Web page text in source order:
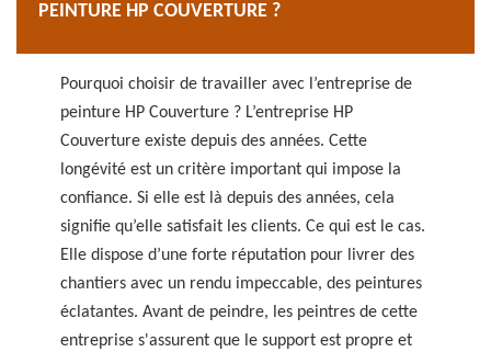
PEINTURE HP COUVERTURE ?
Pourquoi choisir de travailler avec l’entreprise de
peinture HP Couverture ? L’entreprise HP
Couverture existe depuis des années. Cette
longévité est un critère important qui impose la
confiance. Si elle est là depuis des années, cela
signifie qu’elle satisfait les clients. Ce qui est le cas.
Elle dispose d’une forte réputation pour livrer des
chantiers avec un rendu impeccable, des peintures
éclatantes. Avant de peindre, les peintres de cette
entreprise s'assurent que le support est propre et